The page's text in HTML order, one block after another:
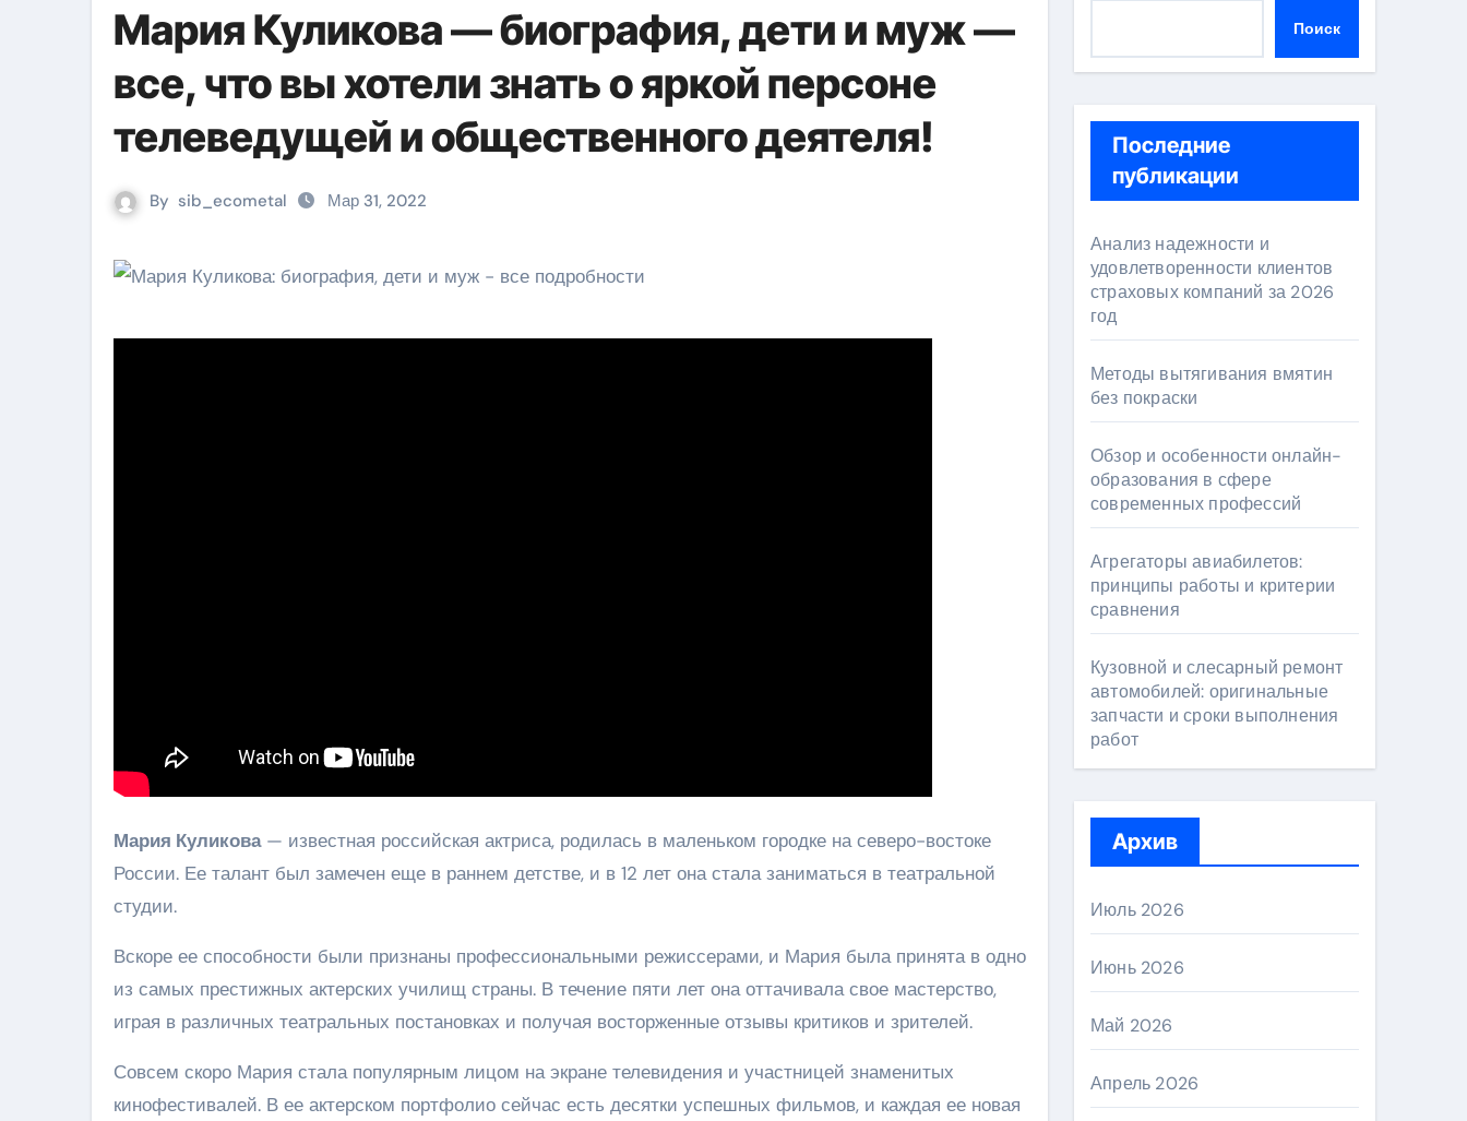
Мария Куликова — биография, дети и муж —
все, что вы хотели знать о яркой персоне
телеведущей и общественного деятеля!
By sib_ecometal Мар 31, 2022
Мария Куликова— известная российская актриса, родилась в маленьком городке на северо-востоке
России. Ее талант был замечен еще в раннем детстве, и в 12 лет она стала заниматься в театральной
студии.
Вскоре ее способности были признаны профессиональными режиссерами, и Мария была принята в одно
из самых престижных актерских училищ страны. В течение пяти лет она оттачивала свое мастерство,
играя в различных театральных постановках и получая восторженные отзывы критиков и зрителей.
Совсем скоро Мария стала популярным лицом на экране телевидения и участницей знаменитых
кинофестивалей. В ее актерском портфолио сейчас есть десятки успешных фильмов, и каждая ее новая
Поиск
Последние
публикации
Анализ надежности и
удовлетворенности клиентов
страховых компаний за 2026
год
Методы вытягивания вмятин
без покраски
Обзор и особенности онлайн-
образования в сфере
современных профессий
Агрегаторы авиабилетов:
принципы работы и критерии
сравнения
Кузовной и слесарный ремонт
автомобилей: оригинальные
запчасти и сроки выполнения
работ
Архив
Июль 2026
Июнь 2026
Май 2026
Апрель 2026